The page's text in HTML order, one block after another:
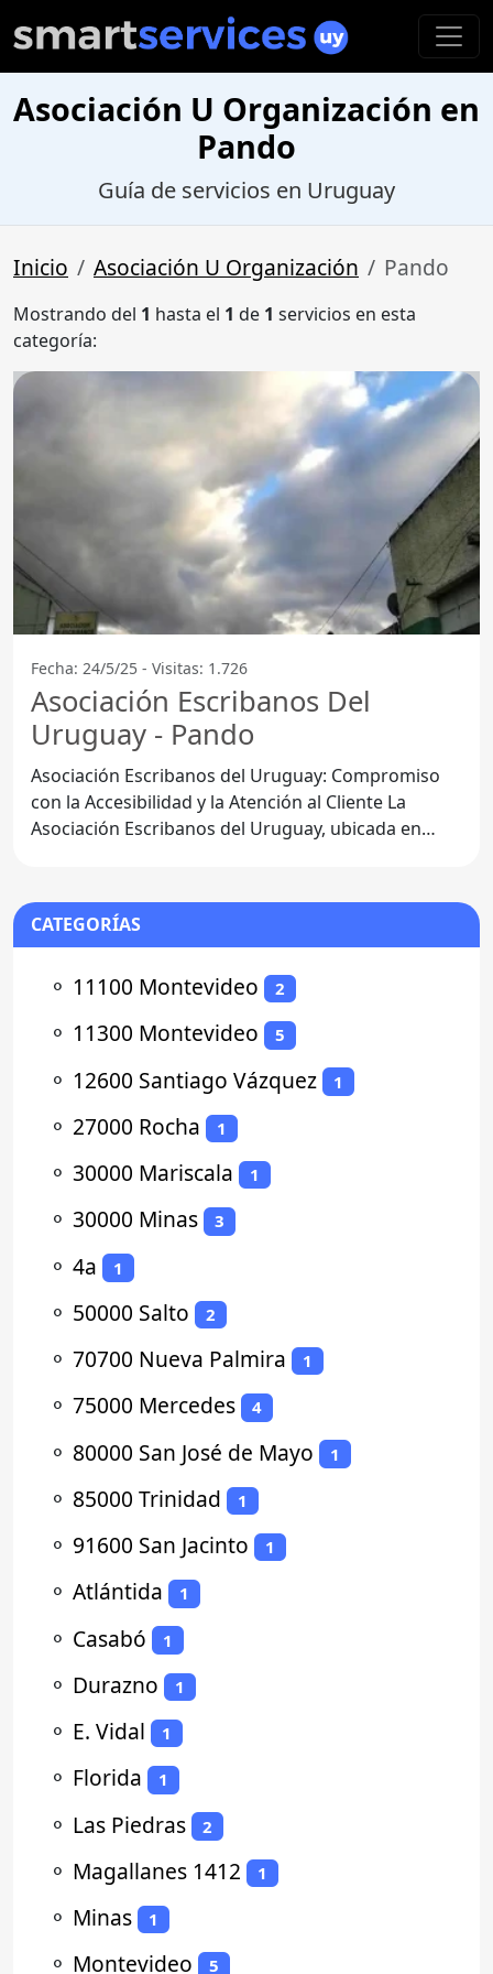
Asociación U Organización en
Pando
Guía de servicios en Uruguay
Inicio Asociación U Organización Pando
Mostrando del 1 hasta el 1 de 1 servicios en esta
categoría:
Fecha: 24/5/25 - Visitas: 1.726
Asociación Escribanos Del
Uruguay - Pando
Asociación Escribanos del Uruguay: Compromiso
con la Accesibilidad y la Atención al Cliente La
Asociación Escribanos del Uruguay, ubicada en
CATEGORÍAS
⚬ 11100 Montevideo 2
⚬ 11300 Montevideo 5
⚬ 12600 Santiago Vázquez 1
⚬ 27000 Rocha 1
⚬ 30000 Mariscala 1
⚬ 30000 Minas 3
⚬ 4a 1
⚬ 50000 Salto 2
⚬ 70700 Nueva Palmira 1
⚬ 75000 Mercedes 4
⚬ 80000 San José de Mayo 1
⚬ 85000 Trinidad 1
⚬ 91600 San Jacinto 1
⚬ Atlántida 1
⚬ Casabó 1
⚬ Durazno 1
⚬ E. Vidal 1
⚬ Florida 1
⚬ Las Piedras 2
⚬ Magallanes 1412 1
⚬ Minas 1
⚬ Montevideo 5